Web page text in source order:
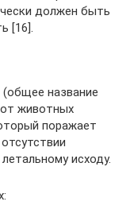
должен быть
[16].
название
животных
поражает
исходу.